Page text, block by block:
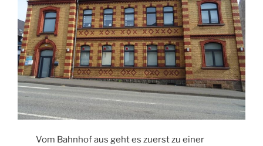
Vom Bahnhof aus geht es zuerst zu einer